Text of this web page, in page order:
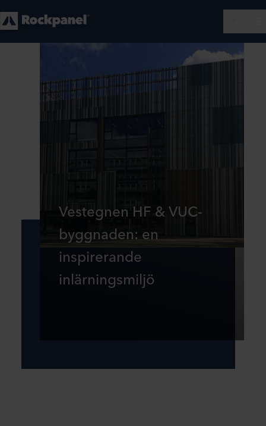
Vestegnen HF & VUC-
byggnaden: en
inspirerande
inlärningsmiljö